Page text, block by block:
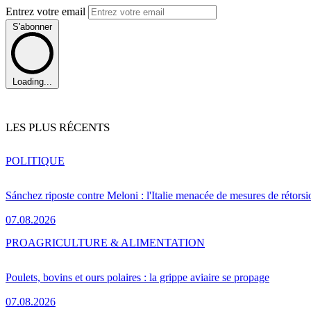
Entrez votre email
S'abonner
Loading...
LES PLUS RÉCENTS
Sánchez riposte contre Meloni : l'Italie menacée de mesures de
07.08.2026
POLITIQUE
Poulets, bovins et ours polaires : la grippe aviaire se propage
07.08.2026
PROAGRICULTURE & ALIMENTATION